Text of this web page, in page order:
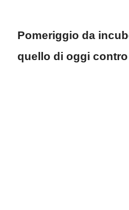
Pomeriggio da
quello di oggi contro